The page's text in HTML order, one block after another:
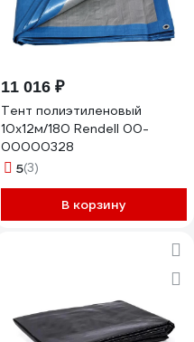
11 016 ₽
Тент полиэтиленовый
10х12м/180 Rendell 00-
00000328
5(3)
В корзину